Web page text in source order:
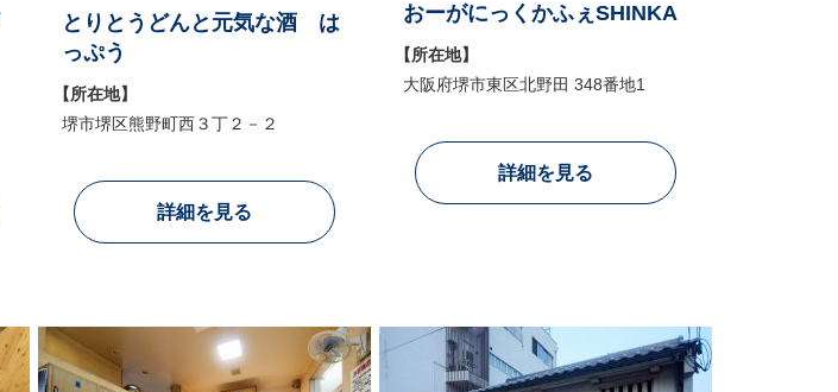
とりとうどんと元気な酒 は
っぷう
【所在地】
堺市堺区熊野町西３丁２－２
詳細を見る
おーがにっくかふぇSHINKA
【所在地】
大阪府堺市東区北野田 348番地1
詳細を見る